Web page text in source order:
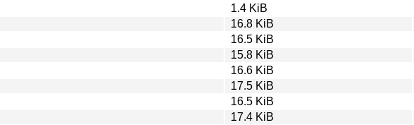
1.4 KiB
16.8 KiB
16.5 KiB
15.8 KiB
16.6 KiB
17.5 KiB
16.5 KiB
17.4 KiB